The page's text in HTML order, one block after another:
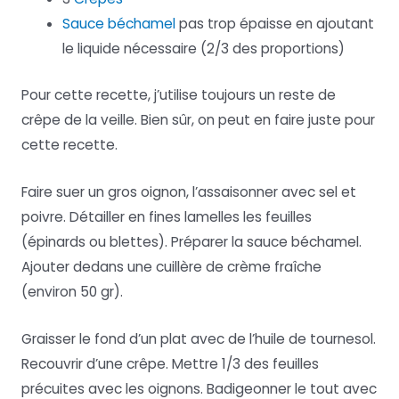
Sauce béchamelpas trop épaisse en ajoutant
le liquide nécessaire (2/3 des proportions)
Pour cette recette, j’utilise toujours un reste de
crêpe de la veille. Bien sûr, on peut en faire juste pour
cette recette.
Faire suer un gros oignon, l’assaisonner avec sel et
poivre. Détailler en fines lamelles les feuilles
(épinards ou blettes). Préparer la sauce béchamel.
Ajouter dedans une cuillère de crème fraîche
(environ 50 gr).
Graisser le fond d’un plat avec de l’huile de tournesol.
Recouvrir d’une crêpe. Mettre 1/3 des feuilles
précuites avec les oignons. Badigeonner le tout avec